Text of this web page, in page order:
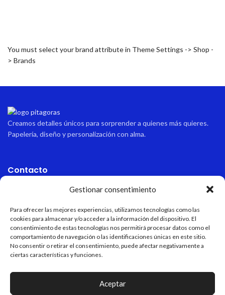
Gestionar consentimiento
Para ofrecer las mejores experiencias, utilizamos tecnologías como las
cookies para almacenar y/o acceder a la información del dispositivo. El
consentimiento de estas tecnologías nos permitirá procesar datos como el
comportamiento de navegación o las identificaciones únicas en este sitio.
No consentir o retirar el consentimiento, puede afectar negativamente a
ciertas características y funciones.
Aceptar
You must select your brand attribute in Theme Settings -> Shop -
> Brands
Creamos detalles únicos para sorprender a quienes más quieres.
Papelería, diseño y personalización con alma.
Contacto
Email
pitagoraspapeleria@hotmail.com
Teléfono